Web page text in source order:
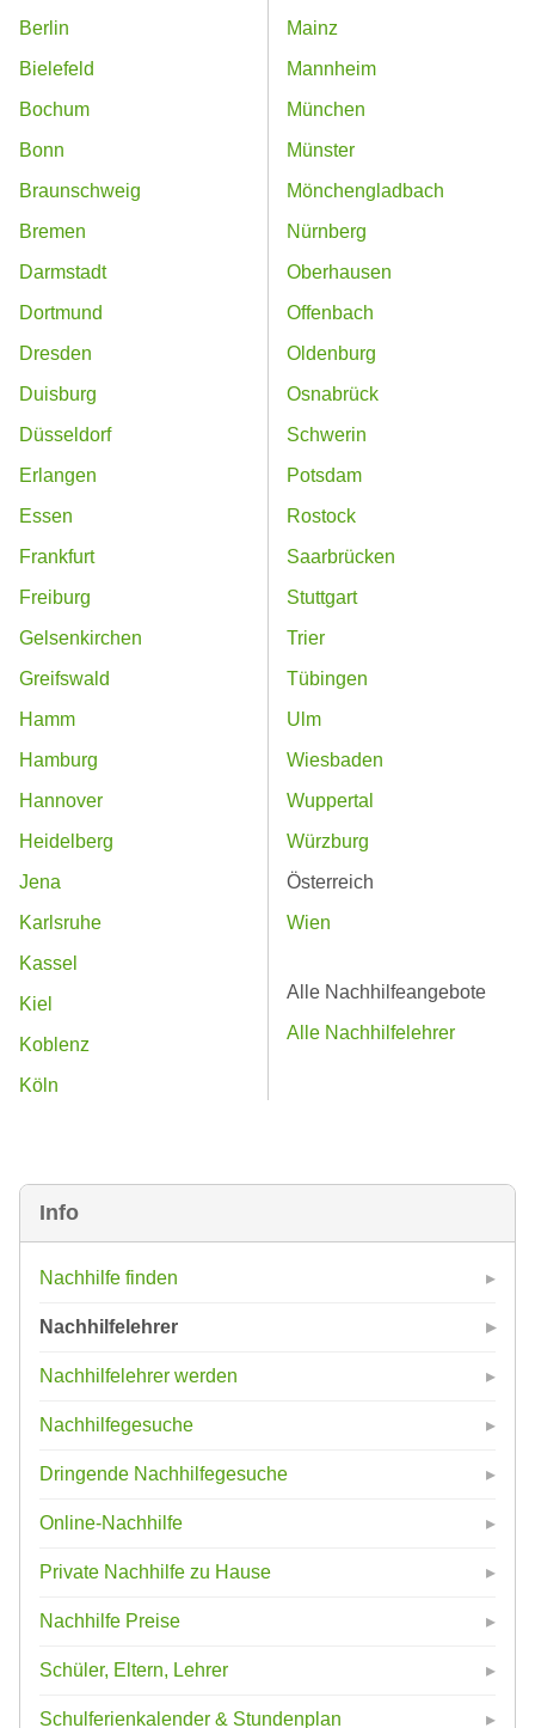
Info
Nachhilfe finden
Nachhilfelehrer
Nachhilfelehrer werden
Nachhilfegesuche
Dringende Nachhilfegesuche
Online-Nachhilfe
Private Nachhilfe zu Hause
Nachhilfe Preise
Schüler, Eltern, Lehrer
Schulferienkalender & Stundenplan
Berlin
Bielefeld
Bochum
Bonn
Braunschweig
Bremen
Darmstadt
Dortmund
Dresden
Duisburg
Düsseldorf
Erlangen
Essen
Frankfurt
Freiburg
Gelsenkirchen
Greifswald
Hamm
Hamburg
Hannover
Heidelberg
Jena
Karlsruhe
Kassel
Kiel
Koblenz
Köln
Mainz
Mannheim
München
Münster
Mönchengladbach
Nürnberg
Oberhausen
Offenbach
Oldenburg
Osnabrück
Schwerin
Potsdam
Rostock
Saarbrücken
Stuttgart
Trier
Tübingen
Ulm
Wiesbaden
Wuppertal
Würzburg
Österreich
Wien
Alle Nachhilfeangebote
Alle Nachhilfelehrer